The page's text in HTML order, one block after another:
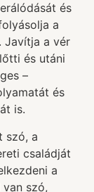
és
a
Javítja a vér
és utáni
–
és
is.
szó, a
családját
a
szó,